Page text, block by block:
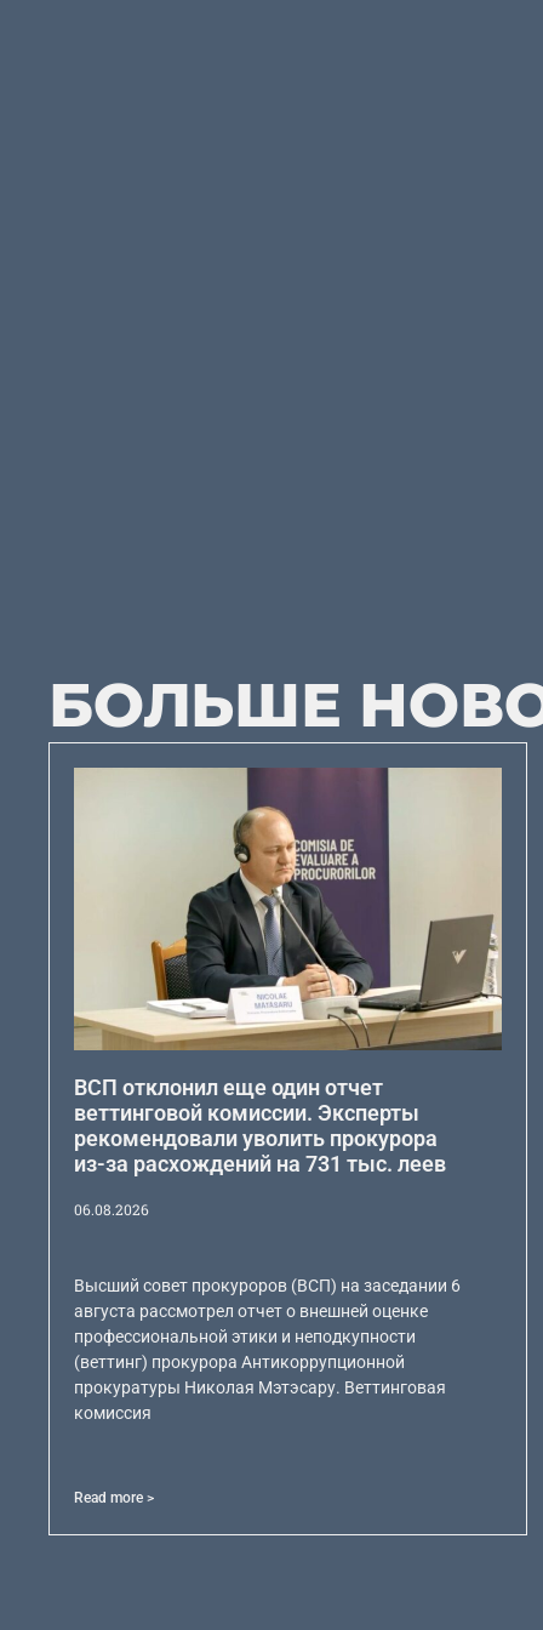
БОЛЬШЕ
ВСП отклонил еще один отчет
веттинговой комиссии. Эксперты
рекомендовали уволить прокурора
из-за расхождений на 731 тыс. леев
06.08.2026
Высший совет прокуроров (ВСП) на заседании 6
августа рассмотрел отчет о внешней оценке
профессиональной этики и неподкупности
(веттинг) прокурора Антикоррупционной
прокуратуры Николая Мэтэсару. Веттинговая
комиссия
Read more >